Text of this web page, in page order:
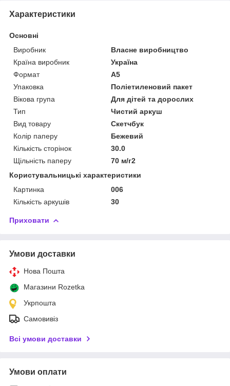
Характеристики
Основні
Виробник
Власне виробництво
Країна виробник
Україна
Формат
A5
Упаковка
Поліетиленовий пакет
Вікова група
Для дітей та дорослих
Тип
Чистий аркуш
Вид товару
Скетчбук
Колір паперу
Бежевий
Кількість сторінок
30.0
Щільність паперу
70 м/г2
Користувальницькі характеристики
Картинка
006
Кількість аркушів
30
Приховати
Умови доставки
Нова Пошта
Магазини Rozetka
Укрпошта
Самовивіз
Всі умови доставки
Умови оплати